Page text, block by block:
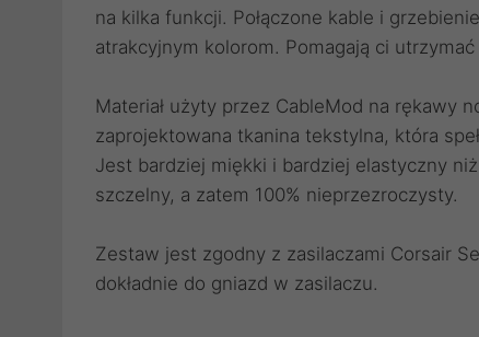
na kilka funkcji. Połączone kable i
atrakcyjnym kolorom. Pomagają ci utrzymać
Materiał użyty przez CableMod na rękawy
zaprojektowana tkanina tekstylna, która
Jest bardziej miękki i bardziej elastyczny
szczelny, a zatem 100% nieprzezroczysty.
Zestaw jest zgodny z zasilaczami Corsair
dokładnie do gniazd w zasilaczu.